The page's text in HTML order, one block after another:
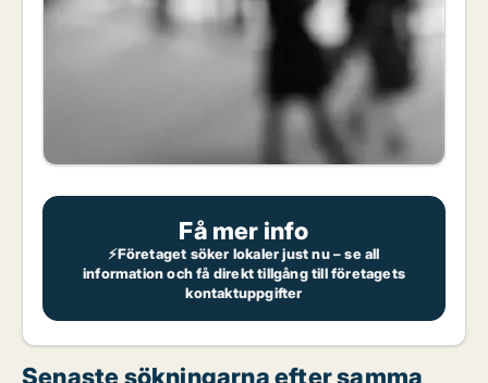
Få mer info
⚡Företaget söker lokaler just nu – se all
information och få direkt tillgång till företagets
kontaktuppgifter
Senaste sökningarna efter samma